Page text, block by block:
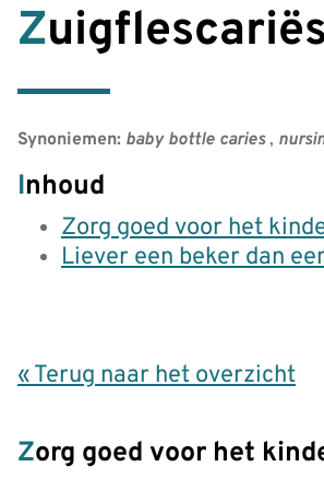
Zuigflescariës
Synoniemen: baby bottle caries,
Inhoud
Zorg goed voor het
Liever een beker dan
« Terug naar het overzicht
Zorg goed voor het